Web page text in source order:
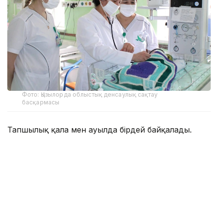
Фото: Қызылорда облыстық денсаулық сақтау
басқармасы
Тапшылық қала мен ауылда бірдей байқалады.